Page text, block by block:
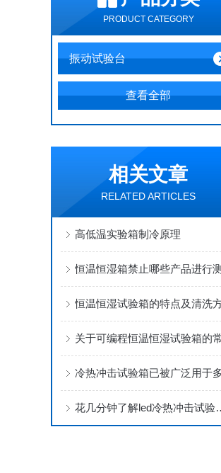
PRODUCT CATEGORY
振动试验台
查看全部
相关文章
RELATED ARTICLES
高低温实验箱制冷原理
恒温恒湿试验箱的特点及清洗
花几分钟了